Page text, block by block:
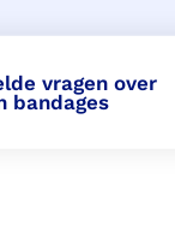
vragen over
bandages